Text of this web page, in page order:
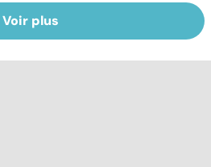
Voir plus